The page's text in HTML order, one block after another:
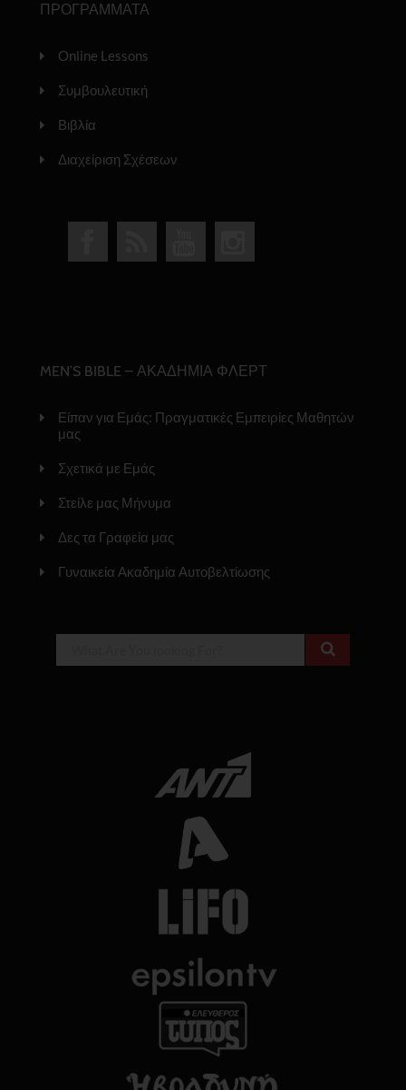
ΠΡΟΓΡΑΜΜΑΤΑ
Online Lessons
Συμβουλευτική
Βιβλία
Διαχείριση Σχέσεων
MEN’S BIBLE – ΑΚΑΔΗΜΙΑ ΦΛΕΡΤ
Είπαν για Εμάς: Πραγματικές Εμπειρίες Μαθητών
μας
Σχετικά με Εμάς
Στείλε μας Μήνυμα
Δες τα Γραφεία μας
Γυναικεία Ακαδημία Αυτοβελτίωσης